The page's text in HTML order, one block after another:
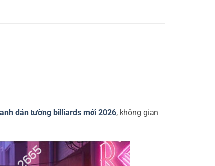
dán tường billiards mới 2026, không gian